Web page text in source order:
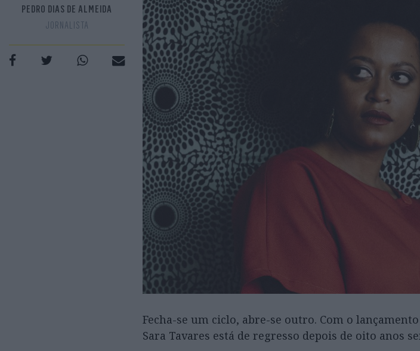
PEDRO DIAS DE ALMEIDA
JORNALISTA
Fecha-se um ciclo, abre-se outro. Com o
Sara Tavares está de regresso depois de oito anos